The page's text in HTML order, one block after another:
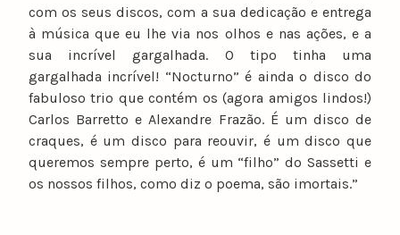
com os seus discos, com a sua dedicação e entrega
à música que eu lhe via nos olhos e nas ações, e a
sua incrível gargalhada. O tipo tinha uma
gargalhada incrível! “Nocturno” é ainda o disco do
fabuloso trio que contém os (agora amigos lindos!)
Carlos Barretto e Alexandre Frazão. É um disco de
craques, é um disco para reouvir, é um disco que
queremos sempre perto, é um “filho” do Sassetti e
os nossos filhos, como diz o poema, são imortais.”